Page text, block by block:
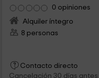
0 opiniones
Alquiler íntegro
8 personas
Contacto directo
Cancelación 30 días antes